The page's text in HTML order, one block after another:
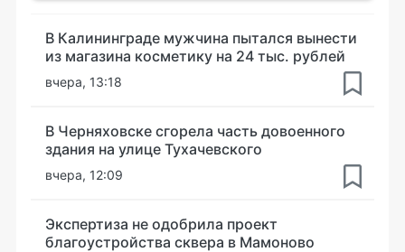
В Калининграде мужчина пытался вынести
из магазина косметику на 24 тыс. рублей
вчера, 13:18
В Черняховске сгорела часть довоенного
здания на улице Тухачевского
вчера, 12:09
Экспертиза не одобрила проект
благоустройства сквера в Мамоново